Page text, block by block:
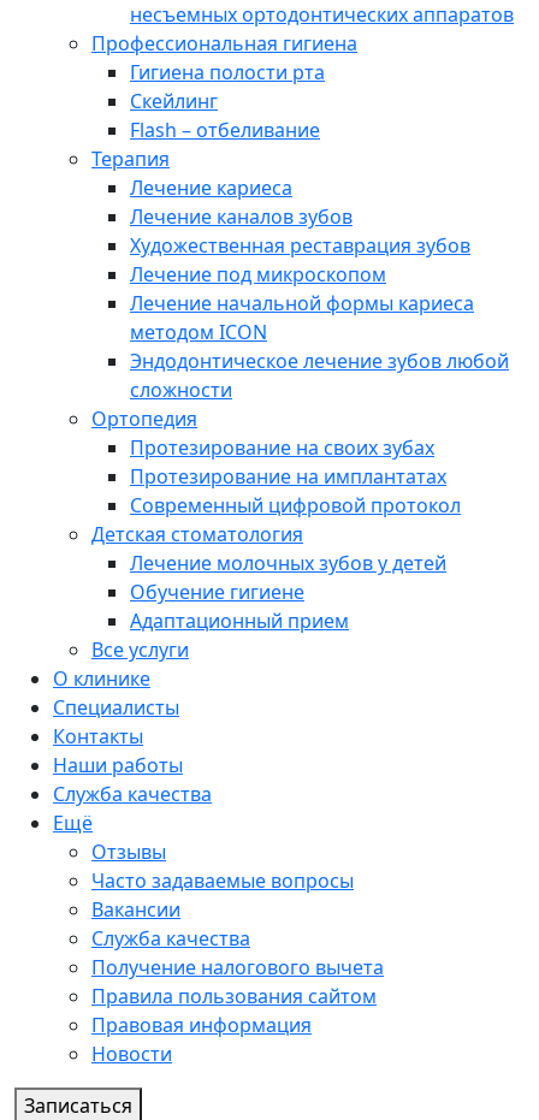
несъемных ортодонтических аппаратов
Профессиональная гигиена
Гигиена полости рта
Скейлинг
Flash – отбеливание
Терапия
Лечение кариеса
Лечение каналов зубов
Художественная реставрация зубов
Лечение под микроскопом
Лечение начальной формы кариеса
методом ICON
Эндодонтическое лечение зубов любой
сложности
Ортопедия
Протезирование на своих зубах
Протезирование на имплантатах
Современный цифровой протокол
Детская стоматология
Лечение молочных зубов у детей
Обучение гигиене
Адаптационный прием
Все услуги
О клинике
Специалисты
Контакты
Наши работы
Служба качества
Ещё
Отзывы
Часто задаваемые вопросы
Вакансии
Служба качества
Получение налогового вычета
Правила пользования сайтом
Правовая информация
Новости
Записаться